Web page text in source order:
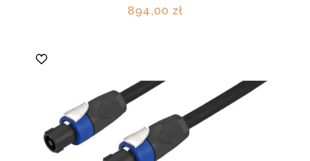
894,00 zł